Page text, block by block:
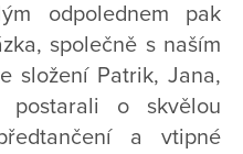
odpolednem pak
společně s naším
složení Patrik, Jana,
o skvělou
a vtipné